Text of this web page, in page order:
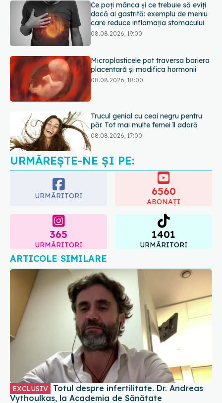
Ce poți mânca și ce trebuie să eviți
dacă ai gastrită: exemplu de meniu
care reduce inflamația stomacului
08.08.2026, 19:00
Microplasticele pot traversa bariera
placentară și modifica hormonii
08.08.2026, 18:00
Trucul genial cu ceai negru pentru
păr. Tot mai multe femei îl adoră
08.08.2026, 17:00
URMĂREȘTE-NE ȘI PE:
URMĂRITORI 6560
ABONAȚI
365
URMĂRITORI
1401
URMĂRITORI
ARTICOLE SIMILARE
EXCLUSIV
Vythoulkas, la Academia de Sănătate